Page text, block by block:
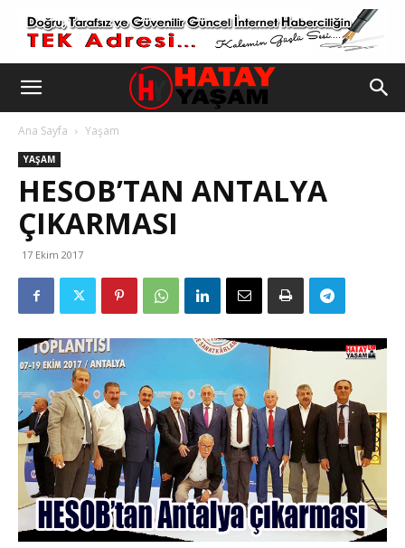
Ana Sayfa Yaşam
YAŞAM
HESOB’TAN ANTALYA
ÇIKARMASI
17 Ekim 2017